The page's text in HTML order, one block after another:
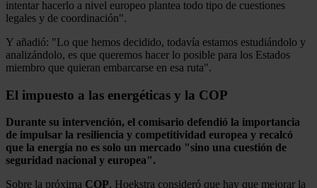
intentar hacerlo a nivel europeo plantea todo tipo de cuestiones
legales y de coordinación".
Y añadió: "Lo que hemos decidido, todavía estamos estudiándolo y
analizándolo, es que queremos hacer lo posible para los Estados
miembro que quieran embarcarse en esa ruta".
El impuesto a las energéticas y la COP
Durante su intervención, el comisario defendió la importancia
de impulsar la resiliencia y competitividad europea y recalcó
que la energía no es solo un mercado "sino una cuestión de
seguridad nacional y europea".
Sobre la próxima COP, Hoekstra consideró que hay que mejorar la